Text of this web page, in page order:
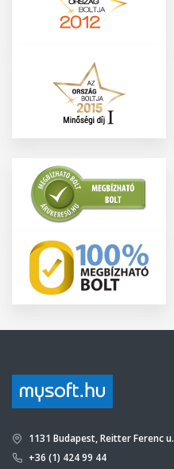
1131 Budapest, Reitter Ferenc
+36 (1) 424 99 44